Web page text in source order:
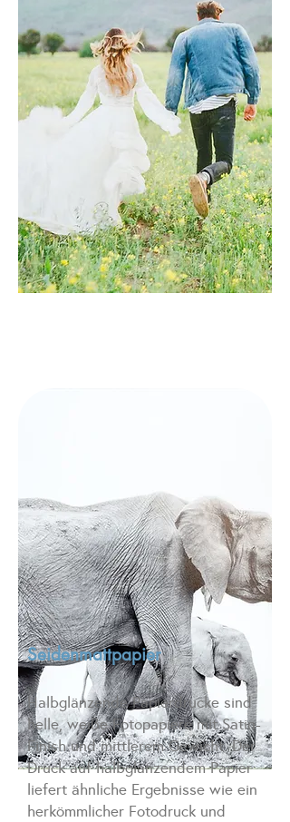
Seidenmattpapier
Halbglänzende Papierdrucke sind
helle, weiße Fotopapiere mit Satin-
Finish und mittlerem Gewicht. Der
Druck auf halbglänzendem Papier
liefert ähnliche Ergebnisse wie ein
herkömmlicher Fotodruck und